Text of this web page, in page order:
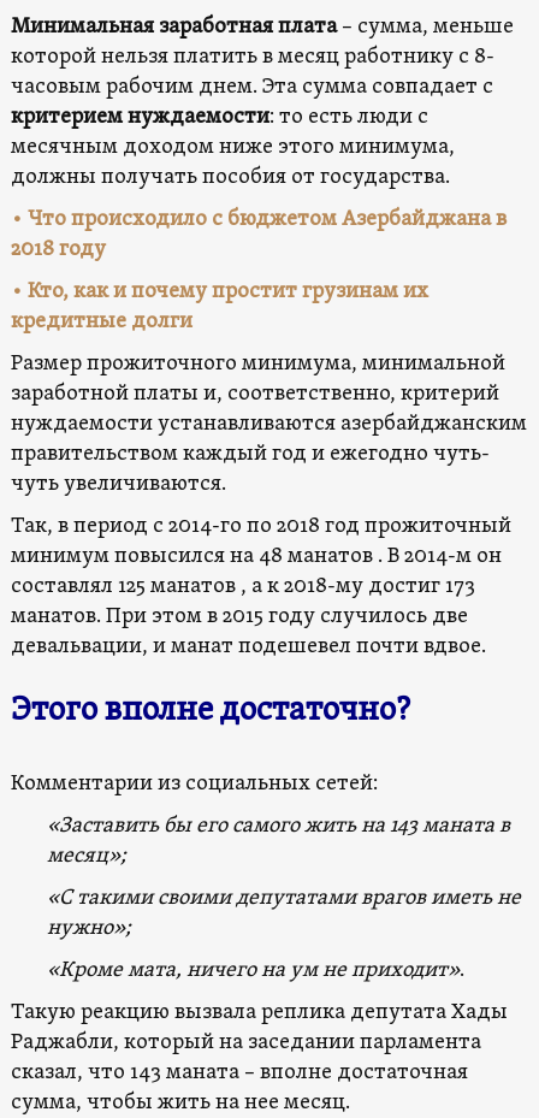
Минимальная заработная плата– сумма, меньше
которой нельзя платить в месяц работнику с 8-
часовым рабочим днем. Эта сумма совпадает с
критерием нуждаемости: то есть люди с
месячным доходом ниже этого минимума,
должны получать пособия от государства.
• Что происходило c бюджетом Азербайджана в
2018 году
• Кто, как и почему простит грузинам их
кредитные долги
Размер прожиточного минимума, минимальной
заработной платы и, соответственно, критерий
нуждаемости устанавливаются азербайджанским
правительством каждый год и ежегодно чуть-
чуть увеличиваются.
Так, в период с 2014-го по 2018 год прожиточный
минимум повысился на 48 манатов . В 2014-м он
составлял 125 манатов , а к 2018-му достиг 173
манатов. При этом в 2015 году случилось две
девальвации, и манат подешевел почти вдвое.
Этого вполне достаточно?
Комментарии из социальных сетей:
«Заставить бы его самого жить на 143 маната в
месяц»;
«С такими своими депутатами врагов иметь не
нужно»;
«Кроме мата, ничего на ум не приходит».
Такую реакцию вызвала реплика депутата Хады
Раджабли, который на заседании парламента
сказал, что 143 маната – вполне достаточная
сумма, чтобы жить на нее месяц.